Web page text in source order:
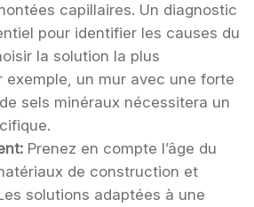
capillaires. Un diagnostic
pour identifier les causes du
la solution la plus
exemple, un mur avec une forte
sels minéraux nécessitera un
Prenez en compte l’âge du
de construction et
solutions adaptées à une